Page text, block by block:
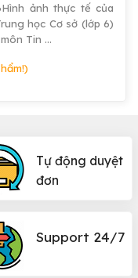
ảnh thực tế của
học Cơ sở (lớp 6)
Tin …
Tự động duyệt
đơn
Support 24/7